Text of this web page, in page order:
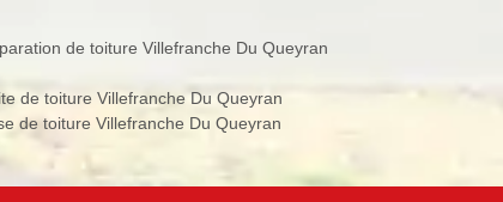
de toiture Villefranche Du Queyran
de toiture Villefranche Du Queyran
de toiture Villefranche Du Queyran